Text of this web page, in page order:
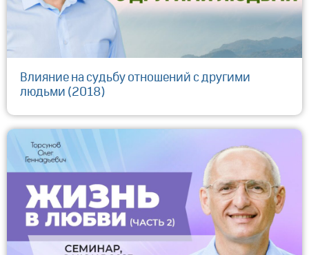
Влияние на судьбу отношений с другими
людьми (2018)